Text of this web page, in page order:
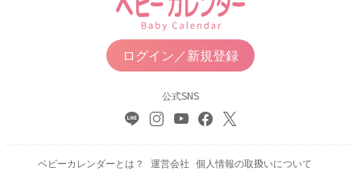
ログイン／新規登録
公式SNS
ベビーカレンダーとは？ 運営会社 個人情報の取扱いについて